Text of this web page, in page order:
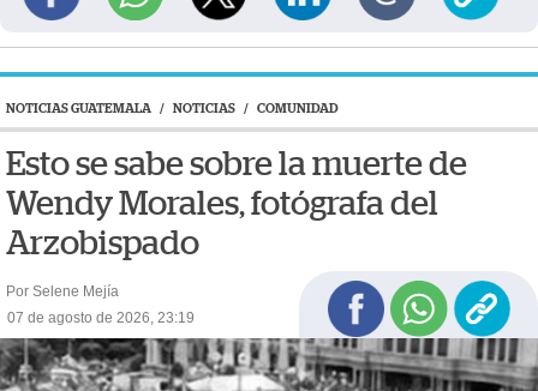
NOTICIAS GUATEMALA / NOTICIAS / COMUNIDAD
Esto se sabe sobre la muerte de
Wendy Morales, fotógrafa del
Arzobispado
Por Selene Mejía
07 de agosto de 2026, 23:19